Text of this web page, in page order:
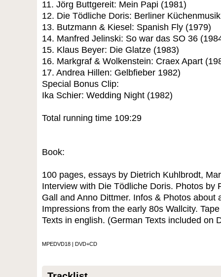
11. Jörg Buttgereit: Mein Papi (1981)
12. Die Tödliche Doris: Berliner
13. Butzmann & Kiesel: Spanish Fly (1979)
14. Manfred Jelinski: So war das SO 36
15. Klaus Beyer: Die Glatze (1983)
16. Markgraf & Wolkenstein: Craex Apart
17. Andrea Hillen: Gelbfieber 1982)
Special Bonus Clip:
Ika Schier: Wedding Night (1982)
Total running time 109:29
Book:
100 pages, essays by Dietrich Kuhlbrodt,
Interview with Die Tödliche Doris. Photos by
Gall and Anno Dittmer. Infos & Photos about
Impressions from the early 80s Wallcity.
Texts in english. (German Texts included on
MPEDVD18 | DVD+CD